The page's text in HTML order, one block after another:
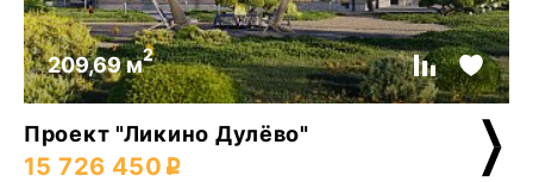
209,69 м2
Проект "Ликино Дулёво"
15 726 450